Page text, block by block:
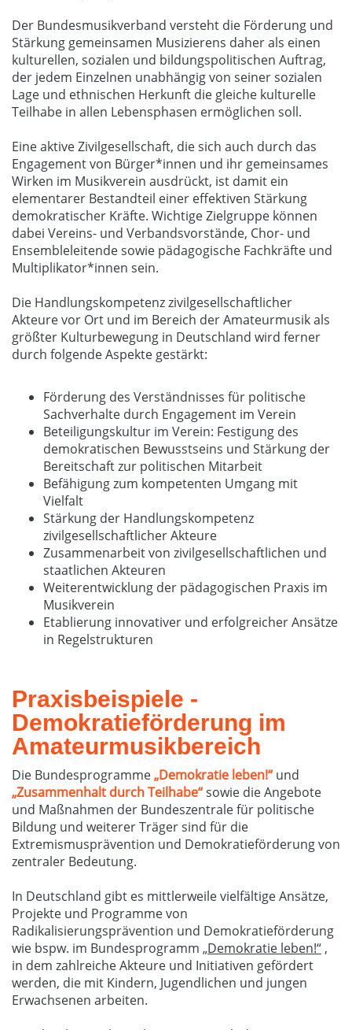
Der Bundesmusikverband versteht die Förderung und
Stärkung gemeinsamen Musizierens daher als einen
kulturellen, sozialen und bildungspolitischen Auftrag,
der jedem Einzelnen unabhängig von seiner sozialen
Lage und ethnischen Herkunft die gleiche kulturelle
Teilhabe in allen Lebensphasen ermöglichen soll.
Eine aktive Zivilgesellschaft, die sich auch durch das
Engagement von Bürger*innen und ihr gemeinsames
Wirken im Musikverein ausdrückt, ist damit ein
elementarer Bestandteil einer effektiven Stärkung
demokratischer Kräfte. Wichtige Zielgruppe können
dabei Vereins- und Verbandsvorstände, Chor- und
Ensembleleitende sowie pädagogische Fachkräfte und
Multiplikator*innen sein.
Die Handlungskompetenz zivilgesellschaftlicher
Akteure vor Ort und im Bereich der Amateurmusik als
größter Kulturbewegung in Deutschland wird ferner
durch folgende Aspekte gestärkt:
Förderung des Verständnisses für politische
Sachverhalte durch Engagement im Verein
Beteiligungskultur im Verein: Festigung des
demokratischen Bewusstseins und Stärkung der
Bereitschaft zur politischen Mitarbeit
Befähigung zum kompetenten Umgang mit
Vielfalt
Stärkung der Handlungskompetenz
zivilgesellschaftlicher Akteure
Zusammenarbeit von zivilgesellschaftlichen und
staatlichen Akteuren
Weiterentwicklung der pädagogischen Praxis im
Musikverein
Etablierung innovativer und erfolgreicher Ansätze
in Regelstrukturen
Praxisbeispiele -
Demokratieförderung im
Amateurmusikbereich
Die Bundesprogramme„Demokratie leben!“ und
„Zusammenhalt durch Teilhabe“sowie die Angebote
und Maßnahmen der Bundeszentrale für politische
Bildung und weiterer Träger sind für die
Extremismusprävention und Demokratieförderung von
zentraler Bedeutung.
In Deutschland gibt es mittlerweile vielfältige Ansätze,
Projekte und Programme von
Radikalisierungsprävention und Demokratieförderung
wie bspw. im Bundesprogramm „Demokratie leben!“ ,
in dem zahlreiche Akteure und Initiativen gefördert
werden, die mit Kindern, Jugendlichen und jungen
Erwachsenen arbeiten.